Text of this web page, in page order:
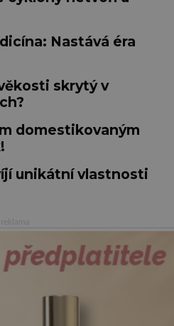
Nastává éra
skrytý v
domestikovaným
unikátní vlastnosti